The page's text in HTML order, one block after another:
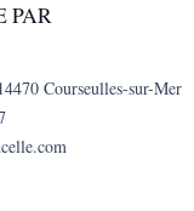
PAR
Courseulles-sur-Mer